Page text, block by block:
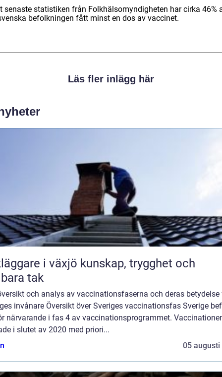
senaste statistiken från Folkhälsomyndigheten har cirka 46%
befolkningen fått minst en dos av vaccinet.
Läs fler inlägg här
i växjö kunskap, trygghet och
tak
och analys av vaccinationsfaserna och deras betydelse
invånare Översikt över Sveriges vaccinationsfas Sverige
närvarande i fas 4 av vaccinationsprogrammet.
i slutet av 2020 med priori...
05 augusti